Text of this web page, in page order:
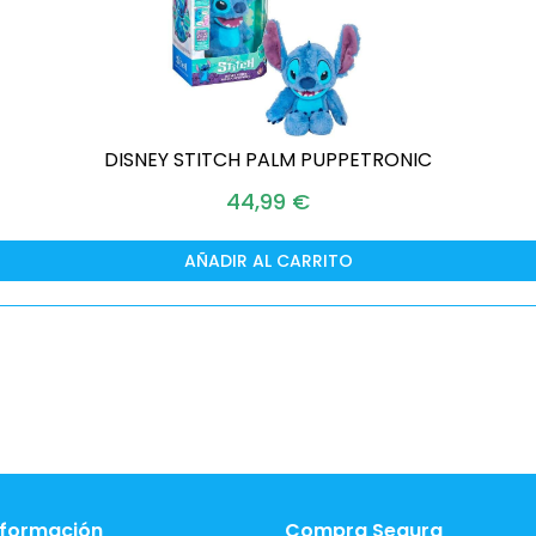
DISNEY STITCH PALM PUPPETRONIC
44,99 €
AÑADIR AL CARRITO
Compra Segura